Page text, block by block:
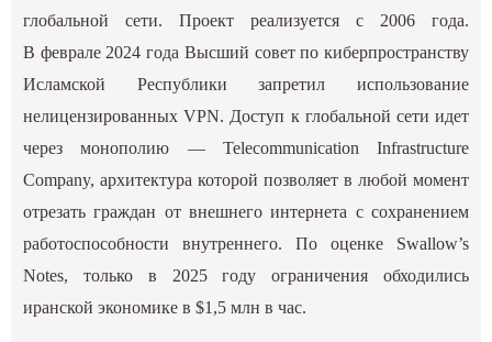
глобальной сети. Проект реализуется с 2006 года.
В феврале 2024 года Высший совет по киберпространству
Исламской Республики запретил использование
нелицензированных VPN. Доступ к глобальной сети идет
через монополию — Telecommunication Infrastructure
Company, архитектура которой позволяет в любой момент
отрезать граждан от внешнего интернета с сохранением
работоспособности внутреннего. По оценке Swallow’s
Notes, только в 2025 году ограничения обходились
иранской экономике в $1,5 млн в час.